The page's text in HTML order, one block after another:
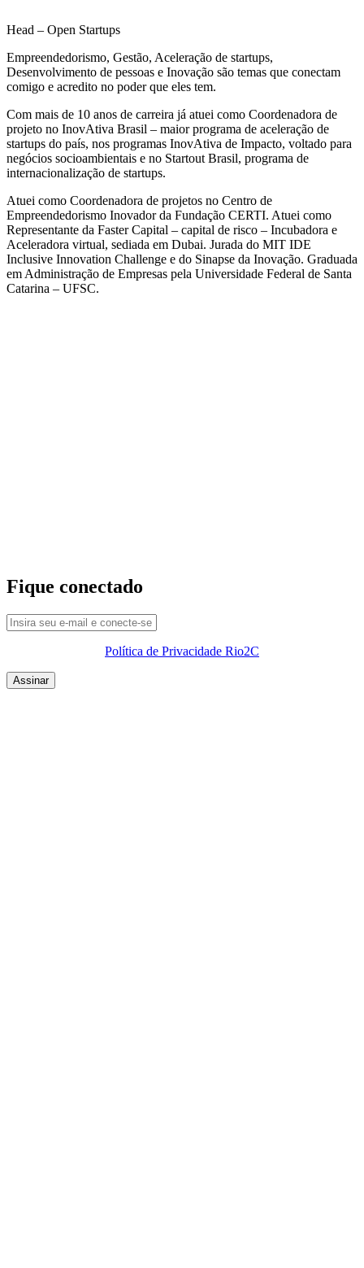
Head – Open Startups
Empreendedorismo, Gestão, Aceleração de startups,
Desenvolvimento de pessoas e Inovação são temas que conectam
comigo e acredito no poder que eles tem.
Com mais de 10 anos de carreira já atuei como Coordenadora de
projeto no InovAtiva Brasil – maior programa de aceleração de
startups do país, nos programas InovAtiva de Impacto, voltado para
negócios socioambientais e no Startout Brasil, programa de
internacionalização de startups.
Atuei como Coordenadora de projetos no Centro de
Empreendedorismo Inovador da Fundação CERTI. Atuei como
Representante da Faster Capital – capital de risco – Incubadora e
Aceleradora virtual, sediada em Dubai. Jurada do MIT IDE
Inclusive Innovation Challenge e do Sinapse da Inovação. Graduada
em Administração de Empresas pela Universidade Federal de Santa
Catarina – UFSC.
Fique conectado
Política de Privacidade Rio2C